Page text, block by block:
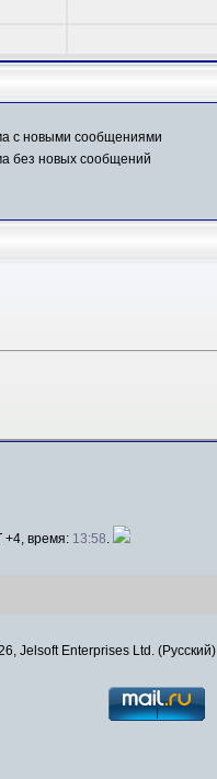
с новыми сообщениями
без новых сообщений
+4, время: 13:58
Jelsoft Enterprises Ltd. (Русский)